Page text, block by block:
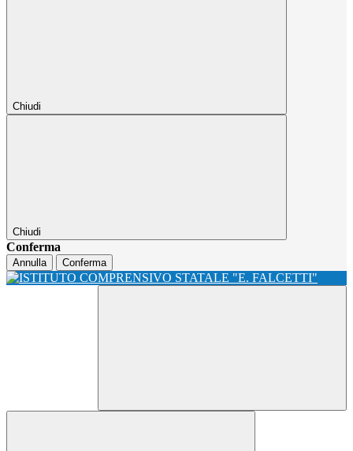
Chiudi
Chiudi
Conferma
Annulla Conferma